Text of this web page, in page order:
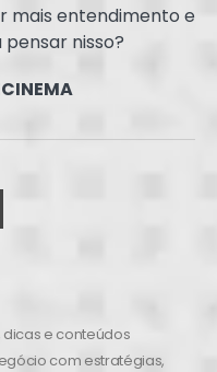
mais entendimento e
nisso?
dicas e conteúdos
com estratégias,